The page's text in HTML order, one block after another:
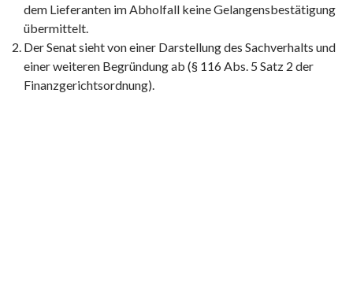
dem Lieferanten im Abholfall keine Gelangensbestätigung
übermittelt.
Der Senat sieht von einer Darstellung des Sachverhalts und
einer weiteren Begründung ab (§ 116 Abs. 5 Satz 2 der
Finanzgerichtsordnung).